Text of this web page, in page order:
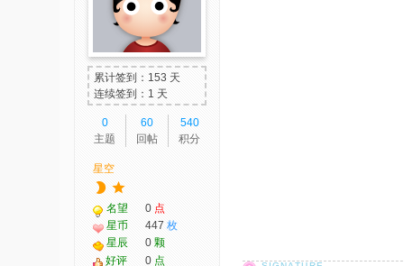
累计签到：153 天
连续签到：1 天
0
主题
60
回帖
540
积分
星空
名望 0 点
星币
447 枚
星辰
0 颗
好评
0 点